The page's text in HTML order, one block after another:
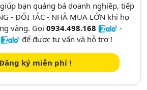
bạn quảng bá doanh nghiêp, tiếp
- ĐỐI TÁC - NHÀ MUA LỚN khi họ
vàng. Gọi 0934.498.168
-
để được tư vấn và hỗ trợ !
ký miễn phí !